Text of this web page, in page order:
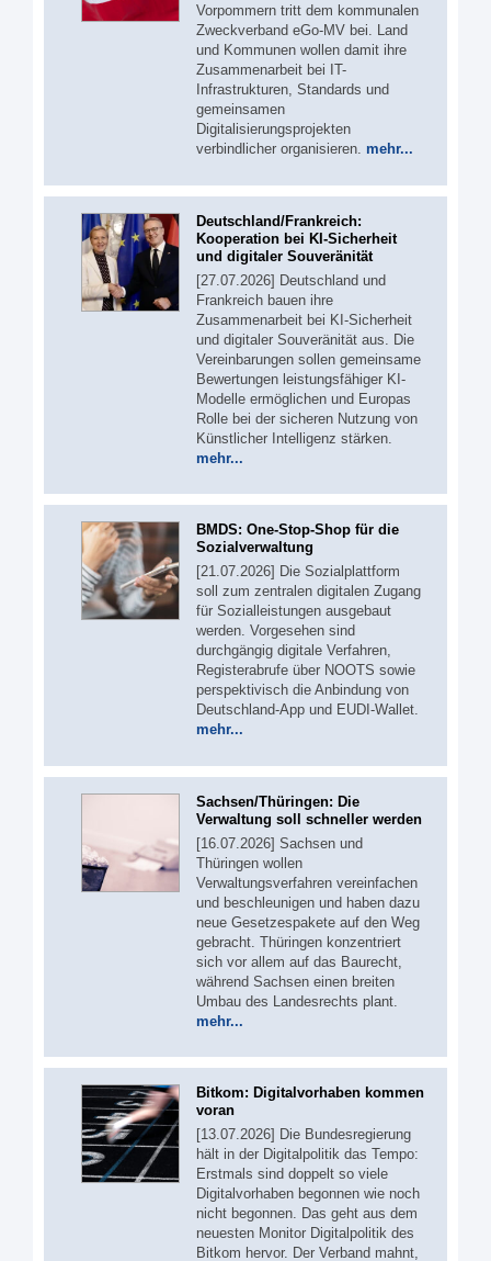
Vorpommern tritt dem kommunalen
Zweckverband eGo-MV bei. Land
und Kommunen wollen damit ihre
Zusammenarbeit bei IT-
Infrastrukturen, Standards und
gemeinsamen
Digitalisierungsprojekten
verbindlicher organisieren. mehr...
Deutschland/Frankreich:
Kooperation bei KI-Sicherheit
und digitaler Souveränität
[27.07.2026] Deutschland und
Frankreich bauen ihre
Zusammenarbeit bei KI-Sicherheit
und digitaler Souveränität aus. Die
Vereinbarungen sollen gemeinsame
Bewertungen leistungsfähiger KI-
Modelle ermöglichen und Europas
Rolle bei der sicheren Nutzung von
Künstlicher Intelligenz stärken.
mehr...
BMDS: One-Stop-Shop für die
Sozialverwaltung
[21.07.2026] Die Sozialplattform
soll zum zentralen digitalen Zugang
für Sozialleistungen ausgebaut
werden. Vorgesehen sind
durchgängig digitale Verfahren,
Registerabrufe über NOOTS sowie
perspektivisch die Anbindung von
Deutschland-App und EUDI-Wallet.
mehr...
Sachsen/Thüringen: Die
Verwaltung soll schneller werden
[16.07.2026] Sachsen und
Thüringen wollen
Verwaltungsverfahren vereinfachen
und beschleunigen und haben dazu
neue Gesetzespakete auf den Weg
gebracht. Thüringen konzentriert
sich vor allem auf das Baurecht,
während Sachsen einen breiten
Umbau des Landesrechts plant.
mehr...
Bitkom: Digitalvorhaben kommen
voran
[13.07.2026] Die Bundesregierung
hält in der Digitalpolitik das Tempo:
Erstmals sind doppelt so viele
Digitalvorhaben begonnen wie noch
nicht begonnen. Das geht aus dem
neuesten Monitor Digitalpolitik des
Bitkom hervor. Der Verband mahnt,